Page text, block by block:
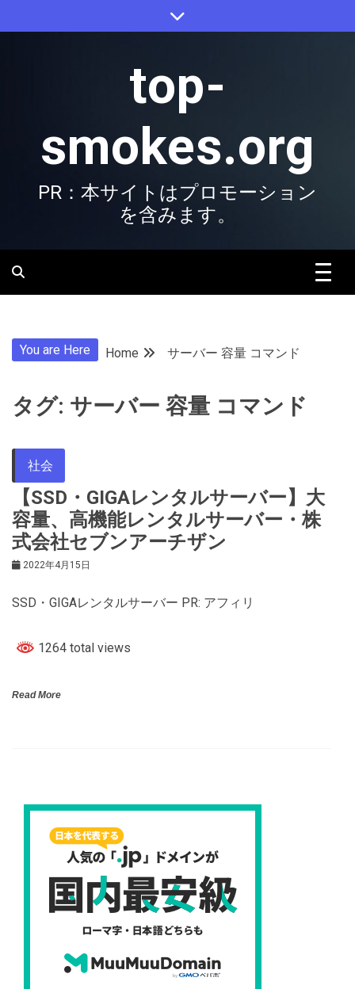
to
top-
smokes.org
PR：本サイトはプロモーション
を含みます。
You are Here Home サーバー 容量 コマンド
タグ: サーバー 容量 コマンド
社会
【SSD・GIGAレンタルサーバー】大
容量、高機能レンタルサーバー・株
式会社セブンアーチザン
2022年4月15日
SSD・GIGAレンタルサーバー PR: アフィリ
1264 total views
Read More